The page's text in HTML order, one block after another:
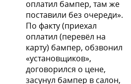
(Темно-вишневая)
оплатил бампер, там же
поставили без очереди».
По факту (приехал
оплатил (перевёл на
карту) бампер, обзвонил
«установщиков»,
договорился о цене,
засунул бампер в салон,